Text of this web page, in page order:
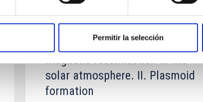
Permitir la selección
A comparative study of resistivity
models for simulations of
magnetic reconnection in the
solar atmosphere. II. Plasmoid
formation